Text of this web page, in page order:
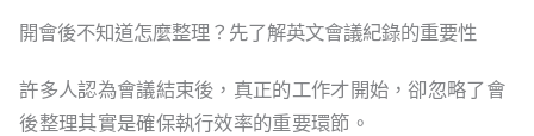
開會後不知道怎麼整理？先了解英文會議紀錄的重要性
許多人認為會議結束後，真正的工作才開始，卻忽略了會
後整理其實是確保執行效率的重要環節。